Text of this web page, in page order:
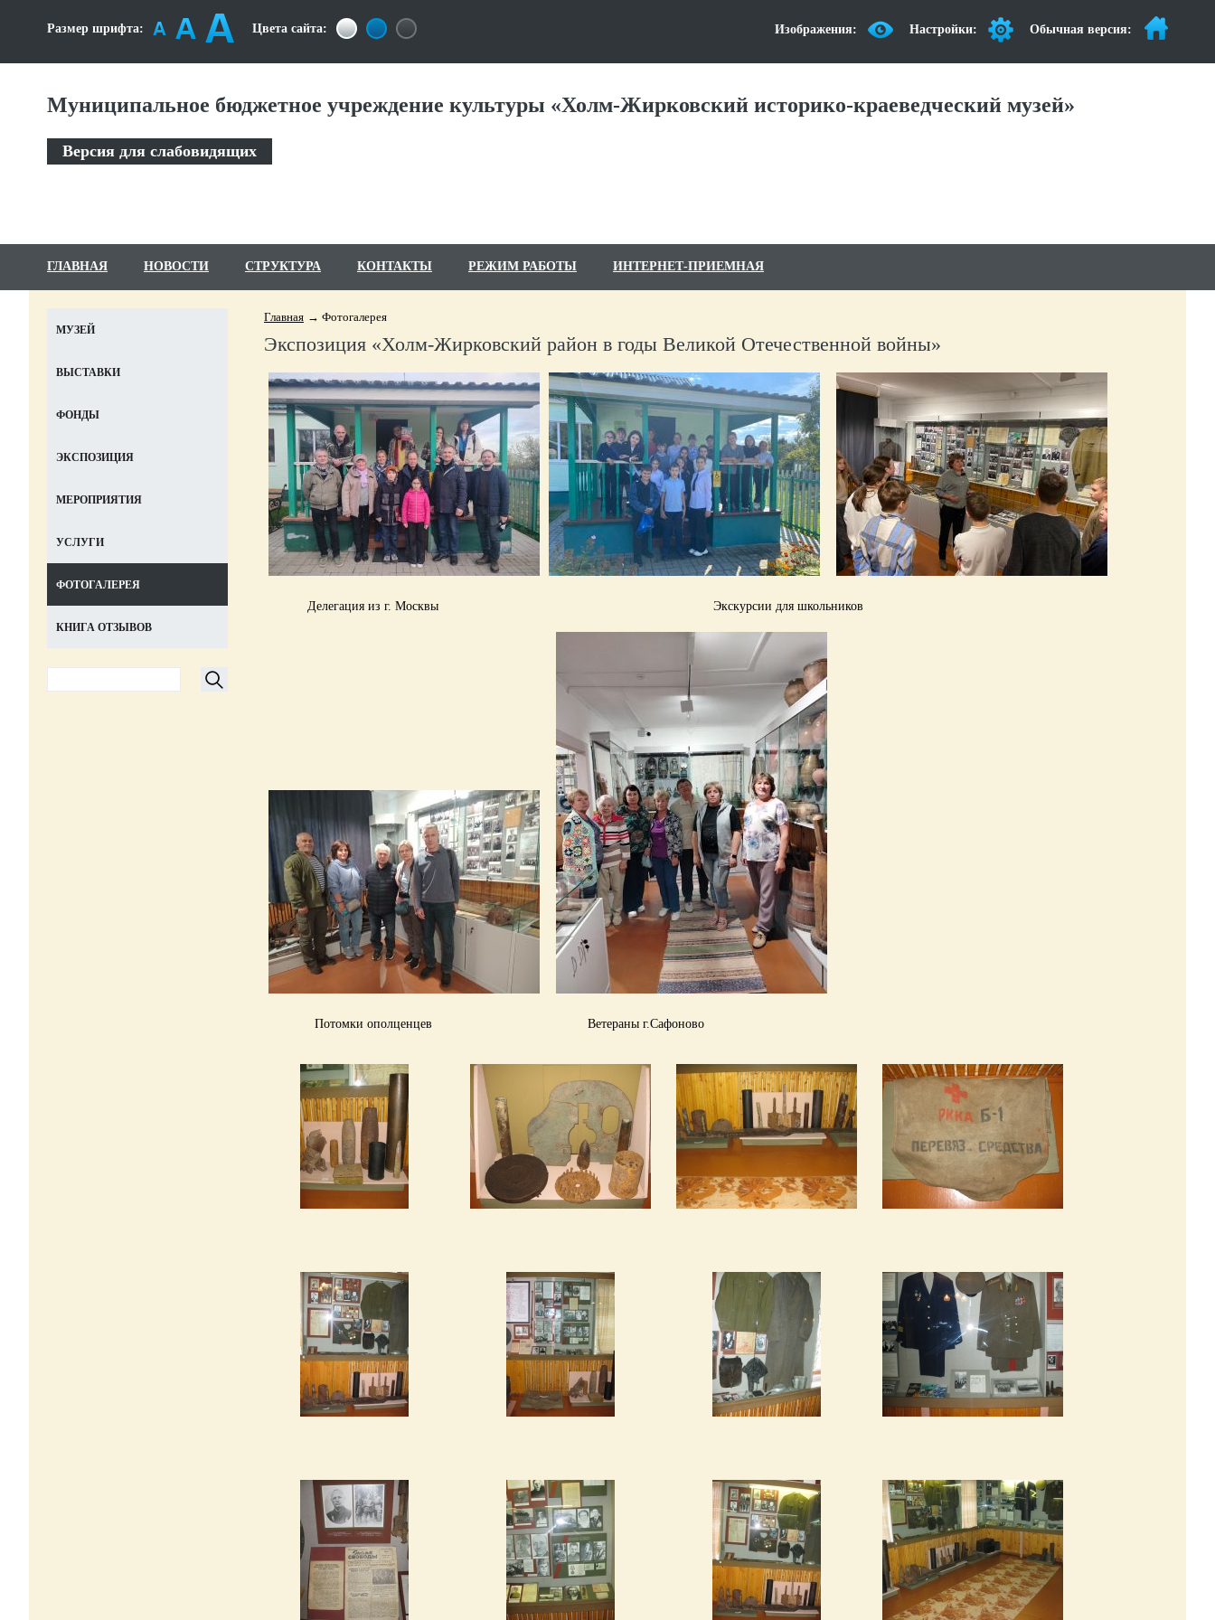
Размер шрифта: Цвета сайта: Изображения: Настройки: Обычная версия:
Муниципальное бюджетное учреждение культуры «Холм-Жирковский историко-краеведческий музей»
Версия для слабовидящих
ГЛАВНАЯ НОВОСТИ СТРУКТУРА КОНТАКТЫ РЕЖИМ РАБОТЫ ИНТЕРНЕТ-ПРИЕМНАЯ
Главная Фотогалерея
Экспозиция «Холм-Жирковский район в годы Великой Отечественной войны»
Делегация из г. Москвы Экскурсии для школьников
Потомки ополценцев Ветераны г.Сафоново
МУЗЕЙ
ВЫСТАВКИ
ФОНДЫ
ЭКСПОЗИЦИЯ
МЕРОПРИЯТИЯ
УСЛУГИ
ФОТОГАЛЕРЕЯ
КНИГА ОТЗЫВОВ